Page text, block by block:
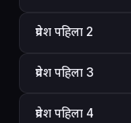
प्रवेश पहिला 2
प्रवेश पहिला 3
प्रवेश पहिला 4